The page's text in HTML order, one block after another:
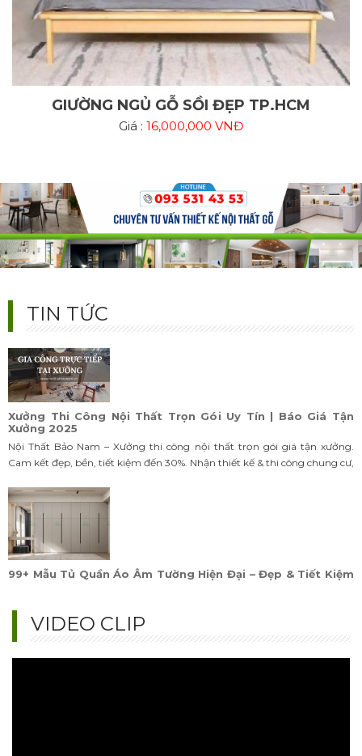
GIƯỜNG NGỦ GỖ SỒI ĐẸP TP.HCM
Giá : 16,000,000 VNĐ
TIN TỨC
99+ Mẫu Tủ Quần Áo Cánh Trượt Hiện Đại 2025 – Đẹp,
Sang, Siêu Tiết Kiệm
Bộ sưu tập tủ quần áo cánh trượt đẹp nhất 2025. Thiết kế hiện đại, đa
dạng chất liệu, tối ưu không gian nhỏ. Bền đẹp – sang trọng – giá xưởng.
Xưởng Thi Công Nội Thất Trọn Gói Uy Tín | Báo Giá Tận
Xưởng 2025
Nội Thất Bảo Nam – Xưởng thi công nội thất trọn gói giá tận xưởng.
Cam kết đẹp, bền, tiết kiệm đến 30%. Nhận thiết kế & thi công chung cư,
nhà phố, biệt thự. Liên hệ ngay!
99+ Mẫu Tủ Quần Áo Âm Tường Hiện Đại – Đẹp & Tiết Kiệm
Diện Tích
TOP mẫu tủ quần áo âm tường hot trend 2025: gỗ công nghiệp, gỗ tự
VIDEO CLIP